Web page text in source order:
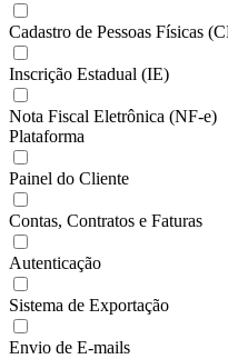
Cadastro de Pessoas Físicas
Inscrição Estadual (IE)
Nota Fiscal Eletrônica (NF-e)
Plataforma
Painel do Cliente
Contas, Contratos e Faturas
Autenticação
Sistema de Exportação
Envio de E-mails